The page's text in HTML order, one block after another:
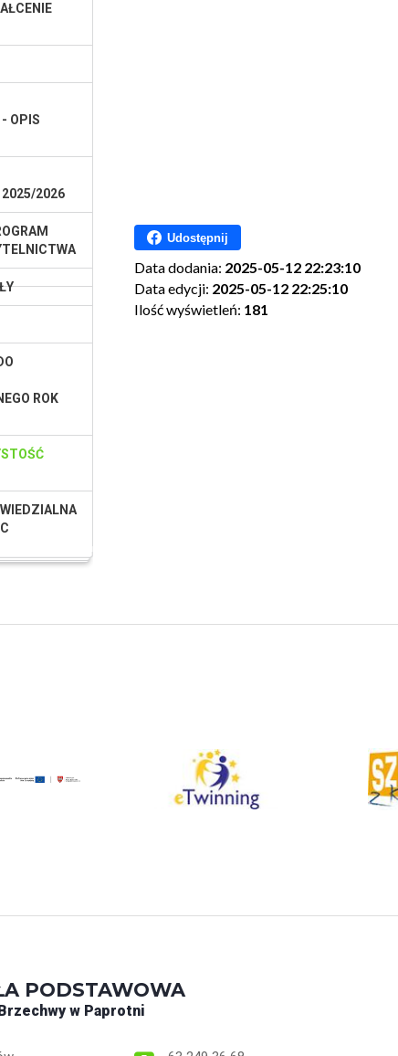
Udostępnij
Data dodania: 2025-05-12 22:23:10
Data edycji: 2025-05-12 22:25:10
Ilość wyświetleń: 181
OPIS
2025/2026
ROK
PODSTAWOWA
w Paprotni